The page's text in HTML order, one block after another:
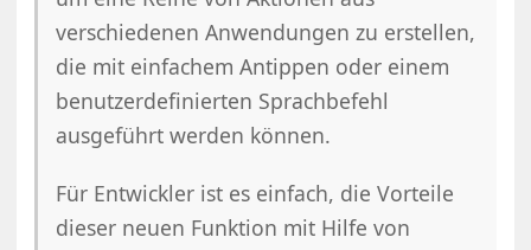
verschiedenen Anwendungen zu erstellen,
die mit einfachem Antippen oder einem
benutzerdefinierten Sprachbefehl
ausgeführt werden können.
Für Entwickler ist es einfach, die Vorteile
dieser neuen Funktion mit Hilfe von